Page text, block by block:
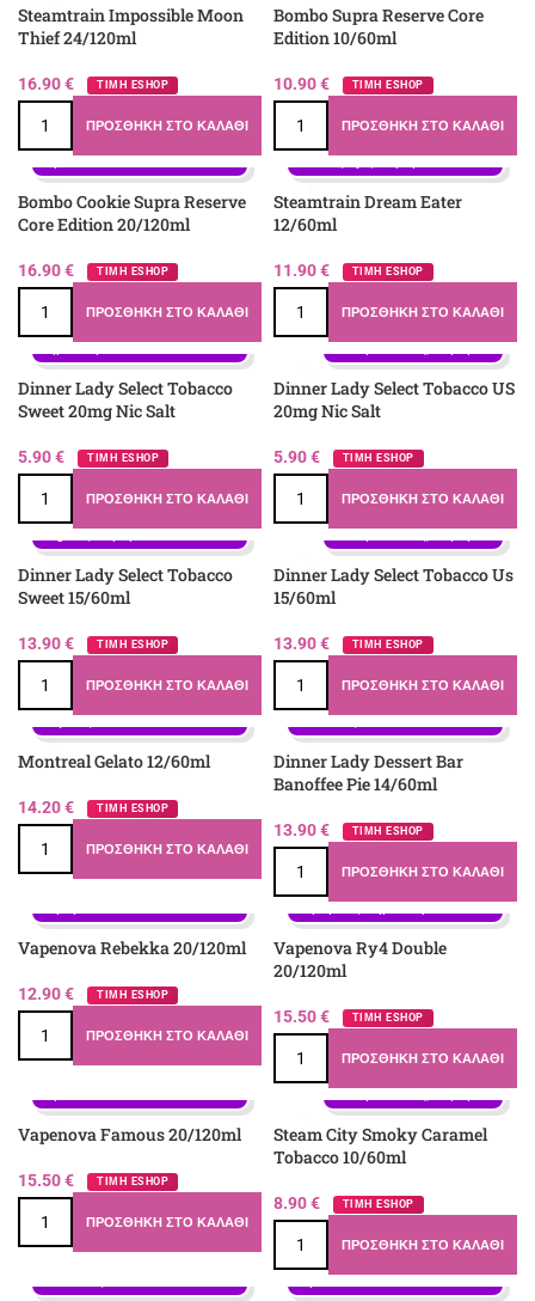
Steamtrain Impossible Moon
Thief 24/120ml
16.90€ ΤΙΜΗ ESHOP
ΠΡΟΣΘΉΚΗ ΣΤΟ ΚΑΛΆΘΙ
Bombo Supra Reserve Core
Edition 10/60ml
10.90€ ΤΙΜΗ ESHOP
ΠΡΟΣΘΉΚΗ ΣΤΟ ΚΑΛΆΘΙ
Γεύση: Βανίλια, Καπνός,
Καραμέλα, Μπισκότο, Ξηροί
Bombo Cookie Supra Reserve
Core Edition 20/120ml
16.90€ ΤΙΜΗ ESHOP
ΠΡΟΣΘΉΚΗ ΣΤΟ ΚΑΛΆΘΙ
Γεύση: Bourbon, Βανίλια,
Steamtrain Dream Eater
12/60ml
11.90€ ΤΙΜΗ ESHOP
ΠΡΟΣΘΉΚΗ ΣΤΟ ΚΑΛΆΘΙ
Γεύση: Καπνός, Καραμέλα,
Dinner Lady Select Tobacco
Sweet 20mg Nic Salt
5.90€ ΤΙΜΗ ESHOP
ΠΡΟΣΘΉΚΗ ΣΤΟ ΚΑΛΆΘΙ
Dinner Lady Select Tobacco US
20mg Nic Salt
5.90€ ΤΙΜΗ ESHOP
ΠΡΟΣΘΉΚΗ ΣΤΟ ΚΑΛΆΘΙ
Γεύση: Βανίλια, Καπνός
Dinner Lady Select Tobacco
Sweet 15/60ml
13.90€ ΤΙΜΗ ESHOP
ΠΡΟΣΘΉΚΗ ΣΤΟ ΚΑΛΆΘΙ
Dinner Lady Select Tobacco Us
15/60ml
13.90€ ΤΙΜΗ ESHOP
ΠΡΟΣΘΉΚΗ ΣΤΟ ΚΑΛΆΘΙ
Γεύση: Καπνός, Καραμέλα,
Montreal Gelato 12/60ml
14.20€ ΤΙΜΗ ESHOP
ΠΡΟΣΘΉΚΗ ΣΤΟ ΚΑΛΆΘΙ
Γεύση: Καραμέλα, Κρέμα,
Dinner Lady Dessert Bar
Banoffee Pie 14/60ml
13.90€ ΤΙΜΗ ESHOP
ΠΡΟΣΘΉΚΗ ΣΤΟ ΚΑΛΆΘΙ
Vapenova Rebekka 20/120ml
12.90€ ΤΙΜΗ ESHOP
ΠΡΟΣΘΉΚΗ ΣΤΟ ΚΑΛΆΘΙ
Γεύση: Βανίλια, Καπνός,
Vapenova Ry4 Double
20/120ml
15.50€ ΤΙΜΗ ESHOP
ΠΡΟΣΘΉΚΗ ΣΤΟ ΚΑΛΆΘΙ
Γεύση: Βανίλια, Καπνός,
Vapenova Famous 20/120ml
15.50€ ΤΙΜΗ ESHOP
ΠΡΟΣΘΉΚΗ ΣΤΟ ΚΑΛΆΘΙ
Steam City Smoky Caramel
Tobacco 10/60ml
8.90€ ΤΙΜΗ ESHOP
ΠΡΟΣΘΉΚΗ ΣΤΟ ΚΑΛΆΘΙ
Γεύση: Βανίλια, Καπνός,
Καραμέλα, Μπισκότο, Ξηροί